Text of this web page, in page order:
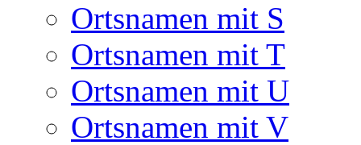
Ortsnamen mit S
Ortsnamen mit T
Ortsnamen mit U
Ortsnamen mit V